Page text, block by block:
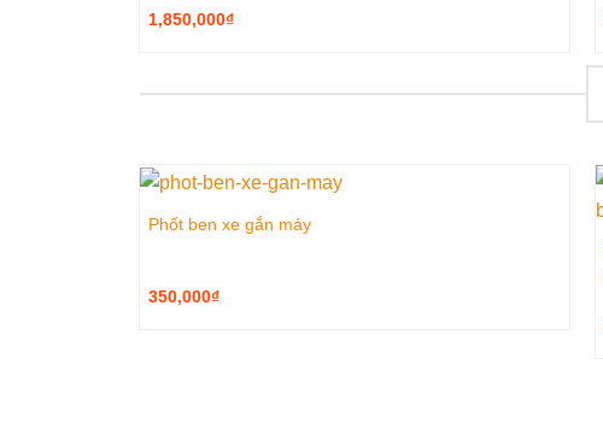
1,850,000₫
Phốt ben xe gắn máy
350,000₫